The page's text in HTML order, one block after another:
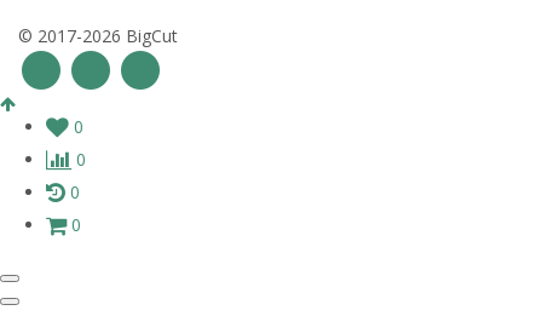
© 2017-2026 BigCut
0
0
0
0